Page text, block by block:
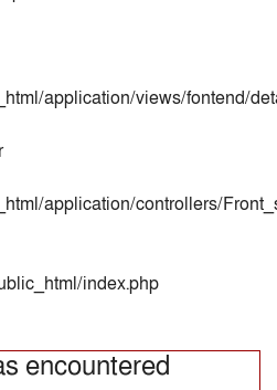
application/views/fontend/
application/controllers/
index.php
encountered